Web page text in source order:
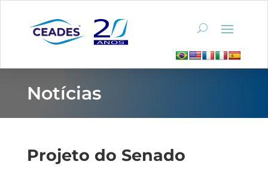
Notícias
Projeto do Senado